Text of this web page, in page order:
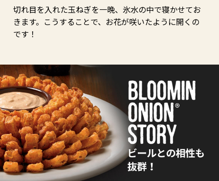
切れ目を入れた玉ねぎを一晩、氷水の中で寝かせてお
きます。こうすることで、お花が咲いたように開くの
です！